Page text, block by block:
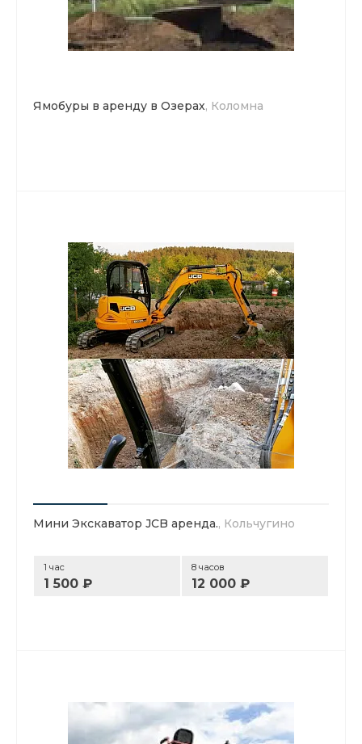
Ямобуры в аренду в Озерах, Коломна
Мини Экскаватор JCB аренда., Кольчугино
1 час
1 500 ₽
8 часов
12 000 ₽